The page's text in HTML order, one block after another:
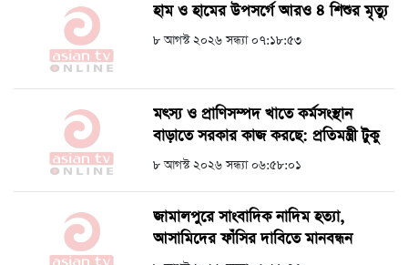
হাম ও হামের উপসর্গে আরও ৪ শিশুর মৃত্যু
৮ আগস্ট ২০২৬ সন্ধ্যা ০৭:১৮:৫৩
মৎস্য ও প্রাণিসম্পদ খাতে কর্মসংস্থান
বাড়াতে সরকার কাজ করছে: প্রতিমন্ত্রী টুকু
৮ আগস্ট ২০২৬ সন্ধ্যা ০৬:৫৮:০১
জামালপুরে সাংবাদিক নাদিম হত্যা,
আসামিদের ফাঁসির দাবিতে মানবন্ধন